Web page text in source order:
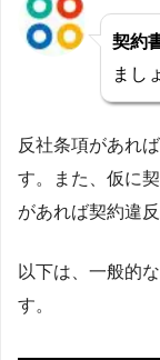
契約
まし
反社条項があれ
す。また、仮に
があれば契約違
以下は、一般的
す。